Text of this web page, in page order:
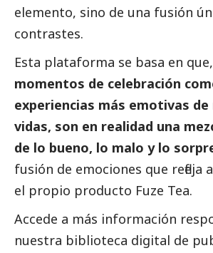
elemento, sino de una fusión
contrastes.
Esta plataforma se basa en que,
momentos de celebración
experiencias más emotivas
vidas, son en realidad una
de lo bueno, lo malo y lo
fusión de emociones que refleja
el propio producto Fuze Tea.
Accede a más información
nuestra biblioteca digital de